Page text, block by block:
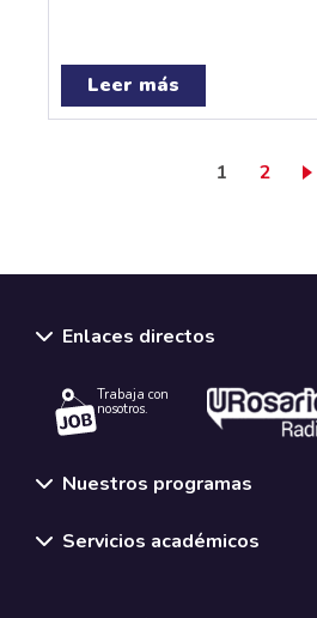
Leer más
Página
1 Page
2
Enlaces directos
Trabaja con
nosotros.
Nuestros programas
Servicios académicos